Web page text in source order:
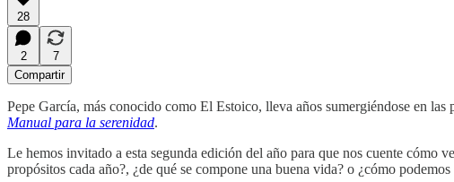
28
2
7
Compartir
Pepe García, más conocido como El Estoico, lleva años sumergiéndose en
Manual para la serenidad.
Le hemos invitado a esta segunda edición del año para que nos cuente cómo
propósitos cada año?, ¿de qué se compone una buena vida? o ¿cómo